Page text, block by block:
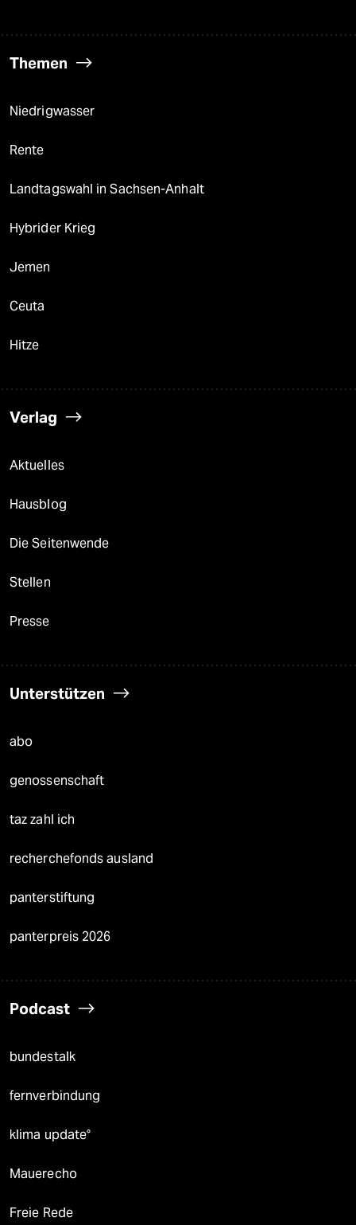
Themen
Niedrigwasser
Rente
Landtagswahl in Sachsen-Anhalt
Hybrider Krieg
Jemen
Ceuta
Hitze
Verlag
Aktuelles
Hausblog
Die Seitenwende
Stellen
Presse
Unterstützen
abo
genossenschaft
taz zahl ich
recherchefonds ausland
panterstiftung
panterpreis 2026
Podcast
bundestalk
fernverbindung
klima update°
Mauerecho
Freie Rede